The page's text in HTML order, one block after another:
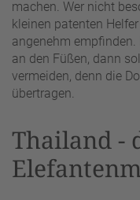
machen. Wer nicht
kleinen patenten
angenehm
an den Füßen, dann
vermeiden, denn die
übertragen.
Thailand -